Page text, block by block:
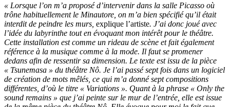
« Lorsque l’on m’a proposé d’intervenir dans la salle Picasso où
trône habituellement le Minautore, on m’a bien spécifié qu’il était
interdit de peindre les murs, explique l’artiste. J’ai donc joué avec
l’idée du labyrinthe tout en évoquant mon intérêt pour le théâtre.
Cette installation est comme un rideau de scène et fait également
référence à la musique comme à la mode. Il faut se promener
dedans afin de ressentir sa dimension. Le texte est issu de la pièce
« Tsunemasa » du théâtre Nô. Je l’ai passé sept fois dans un logiciel
de création de mots mêlés, ce qui m’a donné sept compositions
différentes, d’où le titre « Variations ». Quant à la phrase « Only the
sound remains » que j’ai peinte sur le mur de l’entrée, elle est issue